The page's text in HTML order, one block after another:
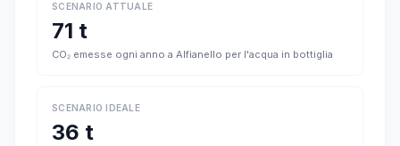
SCENARIO ATTUALE
71 t
CO₂ emesse ogni anno a Alfianello per l'acqua in bottiglia
SCENARIO IDEALE
36 t